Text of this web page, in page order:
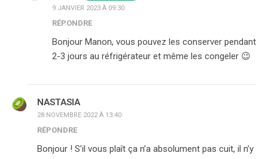
9 JANVIER 2023 À 09:30
RÉPONDRE
Bonjour Manon, vous pouvez les conserver pendant
2-3 jours au réfrigérateur et même les congeler 😉
NASTASIA
28 NOVEMBRE 2022 À 13:40
RÉPONDRE
Bonjour ! S’il vous plaît ça n’a absolument pas cuit, il n’y